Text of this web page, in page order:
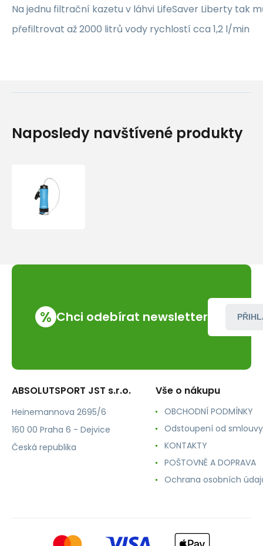
Na jednu filtrační kazetu v láhvi LifeSaver Liberty tak
přefiltrovat až 2000 litrů vody rychlostí cca 1,2 l/min
Naposledy navštívené produkty
% Chci odebírat newsletter
ABSOLUTSPORT JST s.r.o.
Heinemannova 2695/6
160 00 Praha 6 - Dejvice
Česká republika
Vše o nákupu
OBCHODNÍ PODMÍNKY
Odstoupení od smlouvy
KONTAKTY
POŠTOVNÉ A DOPRAVA
Ochrana osobních